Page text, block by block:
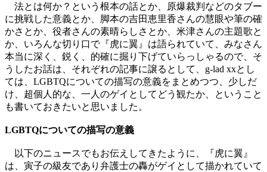
法とは何か？という根本の話とか、原爆裁判などのタブー
に挑戦した意義とか、脚本の吉田恵里香さんの慧眼や筆の確
かさとか、役者さんの素晴らしさとか、米津さんの主題歌と
か、いろんな切り口で『虎に翼』は語られていて、みなさん
本当に深く、鋭く、的確に掘り下げていらっしゃるので、そ
うしたお話は、それぞれの記事に譲るとして、g-lad xxとし
ては、LGBTQについての描写の意義をまとめつつ、少しだ
け、超個人的な、一人のゲイとしてどう観たか、ということ
も書いておきたいと思いました。
LGBTQについての描写の意義
以下のニュースでもお伝えしてきたように、『虎に翼』
は、寅子の級友であり弁護士の轟がゲイとして描かれていて